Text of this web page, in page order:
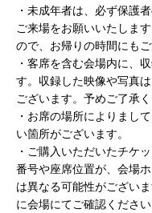
・未成年者は、必ず保護
ご来場をお願いいたしま
ので、お帰りの時間にもご
・客席を含む会場内に、
す。収録した映像や写真
ございます。予めご了承く
・お席の場所によりまし
い箇所がございます。
・ご購入いただいたチケ
番号や座席位置が、会場
は異なる可能性がござい
に会場にてご確認くださ